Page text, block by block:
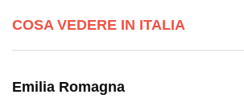
COSA VEDERE IN ITALIA
Emilia Romagna